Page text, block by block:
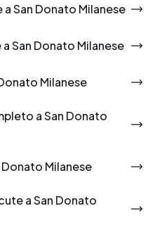
San Donato Milanese
San Donato Milanese
Milanese
a San Donato
Milanese
a San Donato